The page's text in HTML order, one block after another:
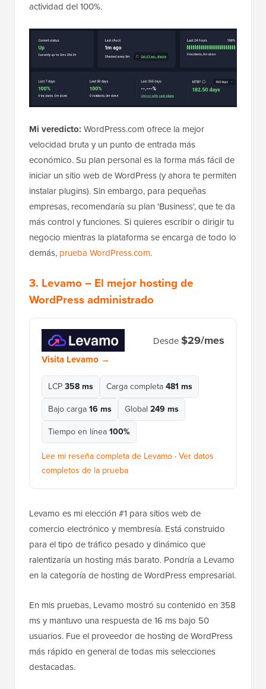
actividad del 100%.
Mi veredicto: WordPress.com ofrece la mejor
velocidad bruta y un punto de entrada más
económico. Su plan personal es la forma más fácil de
iniciar un sitio web de WordPress (y ahora te permiten
instalar plugins). Sin embargo, para pequeñas
empresas, recomendaría su plan 'Business', que te da
más control y funciones. Si quieres escribir o dirigir tu
negocio mientras la plataforma se encarga de todo lo
demás, prueba WordPress.com.
3. Levamo– El mejor hosting de
WordPress administrado
Desde$29/mes
Visita Levamo →
LCP358 ms Carga completa481 ms
Bajo carga16 ms Global 249 ms
Tiempo en línea100%
Lee mi reseña completa de Levamo ·Ver datos
completos de la prueba
Levamo es mi elección #1 para sitios web de
comercio electrónico y membresía. Está construido
para el tipo de tráfico pesado y dinámico que
ralentizaría un hosting más barato. Pondría a Levamo
en la categoría de hosting de WordPress empresarial.
En mis pruebas, Levamo mostró su contenido en 358
ms y mantuvo una respuesta de 16 ms bajo 50
usuarios. Fue el proveedor de hosting de WordPress
más rápido en general de todas mis selecciones
destacadas.